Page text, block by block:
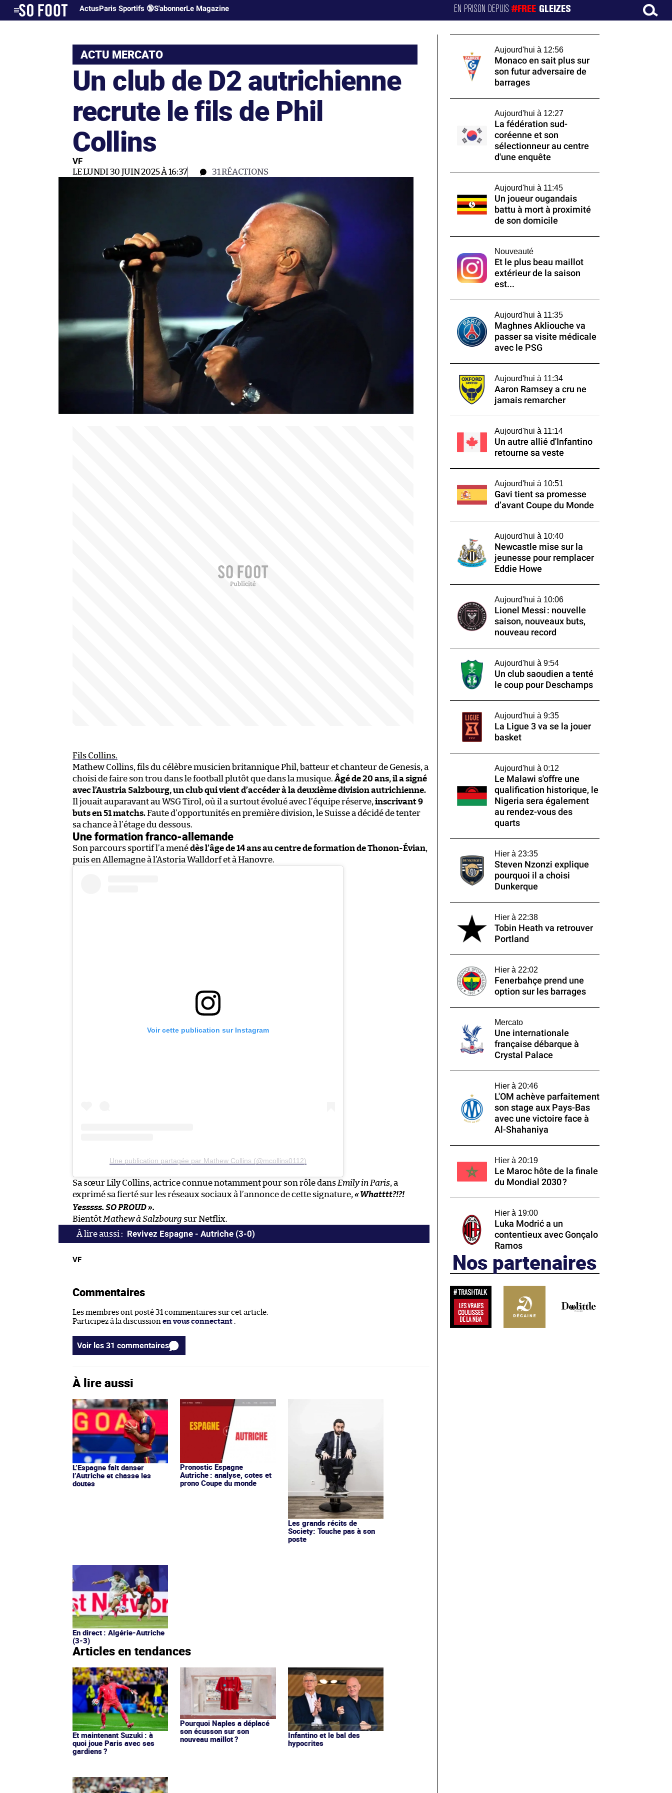
ActusParis Sportifs 🔞S'abonnerLe Magazine EN PRISON DEPUIS#FREE GLEIZES
ACTU MERCATO
Un club de D2 autrichienne
recrute le fils de Phil
Collins
VF
LE LUNDI 30 JUIN 2025 À 16:37 31RÉACTIONS
Fils Collins.
Mathew Collins, fils du célèbre musicien britannique Phil, batteur et chanteur de Genesis, a
choisi de faire son trou dans le football plutôt que dans la musique. Âgé de 20 ans, il a signé
avec l’Austria Salzbourg, un club qui vient d’accéder à la deuxième division autrichienne.
Il jouait auparavant au WSG Tirol, où il a surtout évolué avec l’équipe réserve, inscrivant 9
buts en 51 matchs.Faute d’opportunités en première division, le Suisse a décidé de tenter
sa chance à l’étage du dessous.
Une formation franco-allemande
Son parcours sportif l’a menédès l’âge de 14 ans au centre de formation de Thonon-Évian,
puis en Allemagne à l’Astoria Walldorf et à Hanovre.
Voir cette publication sur Instagram
Une publication partagée par Mathew Collins (@mcollins0112)
Sa sœur Lily Collins, actrice connue notamment pour son rôle dans Emily in Paris, a
exprimé sa fierté sur les réseaux sociaux à l’annonce de cette signature, «Whatttt?!?!
Yesssss. SO PROUD».
Bientôt Mathew à Salzbourg sur Netflix.
Revivez Espagne - Autriche (3-0)
VF
Commentaires
Les membres ont posté 31 commentaires sur cet article.
Participez à la discussion en vous connectant .
Voir les 31 commentaires
À lire aussi
L’Espagne fait danser
l’Autriche et chasse les
doutes
Pronostic Espagne
Autriche : analyse, cotes et
prono Coupe du monde
Les grands récits de
Society: Touche pas à son
poste
En direct : Algérie-Autriche
(3-3)
Articles en tendances
Et maintenant Suzuki : à
quoi joue Paris avec ses
gardiens ?
Pourquoi Naples a déplacé
son écusson sur son
nouveau maillot ?
Infantino et le bal des
hypocrites
Aujourd'hui à 12:56
Monaco en sait plus sur
son futur adversaire de
barrages
Aujourd'hui à 12:27
La fédération sud-
coréenne et son
sélectionneur au centre
d'une enquête
Aujourd'hui à 11:45
Un joueur ougandais
battu à mort à proximité
de son domicile
Nouveauté
Et le plus beau maillot
extérieur de la saison
est...
Aujourd'hui à 11:35
Maghnes Akliouche va
passer sa visite médicale
avec le PSG
Aujourd'hui à 11:34
Aaron Ramsey a cru ne
jamais remarcher
Aujourd'hui à 11:14
Un autre allié d'Infantino
retourne sa veste
Aujourd'hui à 10:51
Gavi tient sa promesse
d’avant Coupe du Monde
Aujourd'hui à 10:40
Newcastle mise sur la
jeunesse pour remplacer
Eddie Howe
Aujourd'hui à 10:06
Lionel Messi : nouvelle
saison, nouveaux buts,
nouveau record
Aujourd'hui à 9:54
Un club saoudien a tenté
le coup pour Deschamps
Aujourd'hui à 9:35
La Ligue 3 va se la jouer
basket
Aujourd'hui à 0:12
Le Malawi s'offre une
qualification historique, le
Nigeria sera également
au rendez-vous des
quarts
Hier à 23:35
Steven Nzonzi explique
pourquoi il a choisi
Dunkerque
Hier à 22:38
Tobin Heath va retrouver
Portland
Hier à 22:02
Fenerbahçe prend une
option sur les barrages
Mercato
Une internationale
française débarque à
Crystal Palace
Hier à 20:46
L'OM achève parfaitement
son stage aux Pays-Bas
avec une victoire face à
Al-Shahaniya
Hier à 20:19
Le Maroc hôte de la finale
du Mondial 2030 ?
Hier à 19:00
Luka Modrić a un
contentieux avec Gonçalo
Ramos
Nos partenaires